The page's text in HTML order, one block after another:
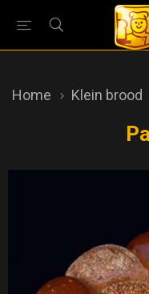
Home Klein brood